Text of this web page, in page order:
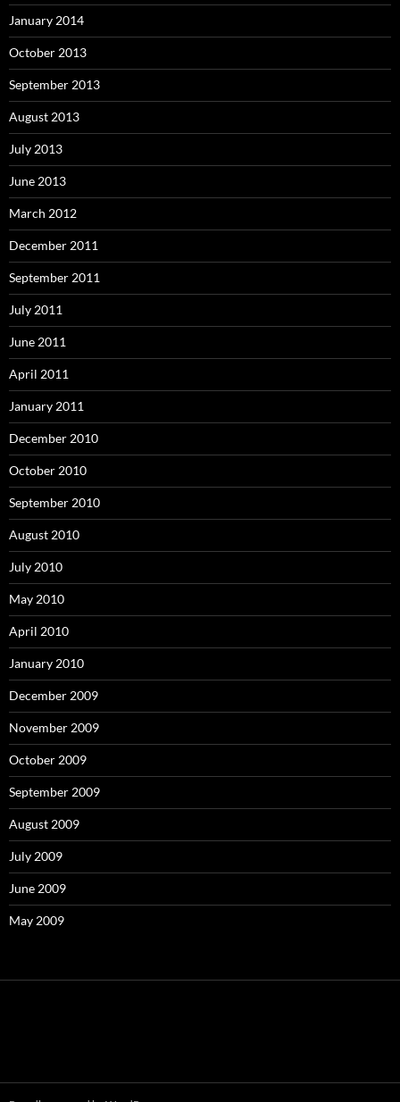
January 2014
October 2013
September 2013
August 2013
July 2013
June 2013
March 2012
December 2011
September 2011
July 2011
June 2011
April 2011
January 2011
December 2010
October 2010
September 2010
August 2010
July 2010
May 2010
April 2010
January 2010
December 2009
November 2009
October 2009
September 2009
August 2009
July 2009
June 2009
May 2009